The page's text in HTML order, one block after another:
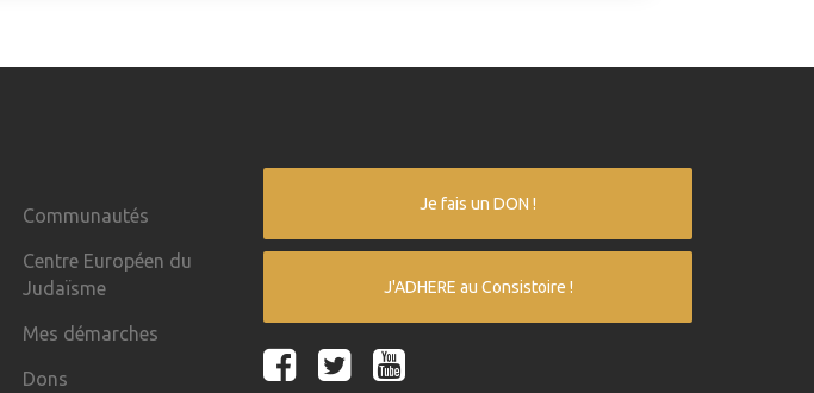
Communautés
Centre Européen du
Judaïsme
Mes démarches
Dons
Je fais un DON !
J'ADHERE au Consistoire !